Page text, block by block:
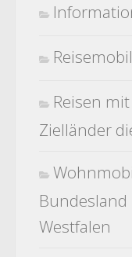
Reisen
Zielländer
Westfalen